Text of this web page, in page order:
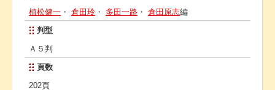
植松健一 ・ 倉田玲 ・ 多田一路 ・ 倉田原志編
判型
Ａ５判
頁数
202頁